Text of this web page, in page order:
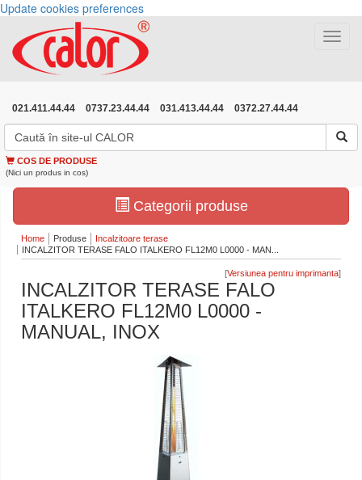
Update cookies preferences
Toggle
021.411.44.44 0737.23.44.44 031.413.44.44 0372.27.44.44
COS DE PRODUSE
(Nici un produs in cos)
Categorii produse
Home Produse
Incalzitoare terase
INCALZITOR TERASE FALO ITALKERO FL12M0 L0000 - MAN...
[ ]
INCALZITOR TERASE FALO
ITALKERO FL12M0 L0000 -
MANUAL, INOX